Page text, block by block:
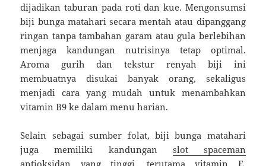
dijadikan taburan pada roti dan kue. Mengonsumsi
biji bunga matahari secara mentah atau dipanggang
ringan tanpa tambahan garam atau gula berlebihan
menjaga kandungan nutrisinya tetap optimal.
Aroma gurih dan tekstur renyah biji ini
membuatnya disukai banyak orang, sekaligus
menjadi cara yang mudah untuk menambahkan
vitamin B9 ke dalam menu harian.
Selain sebagai sumber folat, biji bunga matahari
juga memiliki kandungan slot spaceman